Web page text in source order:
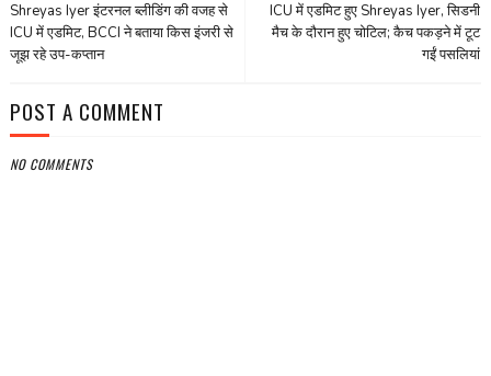
ICU में एडमिट हुए Shreyas Iyer, सिडनी
मैच के दौरान हुए चोटिल; कैच पकड़ने में टूट
गईं पसलियां
Shreyas Iyer इंटरनल ब्लीडिंग की वजह से
ICU में एडमिट, BCCI ने बताया किस इंजरी से
जूझ रहे उप-कप्तान
POST A COMMENT
NO COMMENTS